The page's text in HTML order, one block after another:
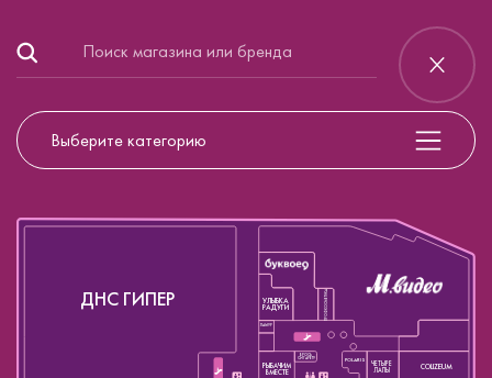
Выберите категорию
ДНС ГИПЕР
РЫБАЧИМ
ВМЕСТЕ
БРОСЬ
СИГАРЕТУ
ЛАМУР
УЛЫБКА
РАДУГИ ПРОФКОСМЕТИКА
COLIZEUM
ЧЕТЫРЕ
ЛАПЫ
POLARIS